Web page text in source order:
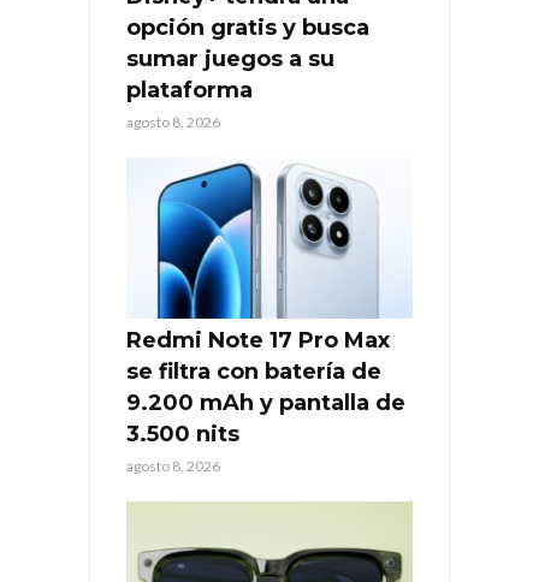
opción gratis y busca
sumar juegos a su
plataforma
agosto 8, 2026
Redmi Note 17 Pro Max
se filtra con batería de
9.200 mAh y pantalla de
3.500 nits
agosto 8, 2026